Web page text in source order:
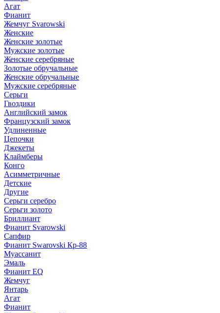
Агат
Фианит
Жемчуг Svarowski
Женские
Женские золотые
Мужские золотые
Женские серебряные
Золотые обручальные
Женские обручальные
Мужские серебряные
Серьги
Гвоздики
Английский замок
Французский замок
Удлиненные
Цепочки
Джекеты
Клаймберы
Конго
Асимметричные
Детские
Другие
Серьги серебро
Серьги золото
Бриллиант
Фианит Svarowski
Сапфир
Фианит Swarovski Кр-88
Муассанит
Эмаль
Фианит EQ
Жемчуг
Янтарь
Агат
Фианит